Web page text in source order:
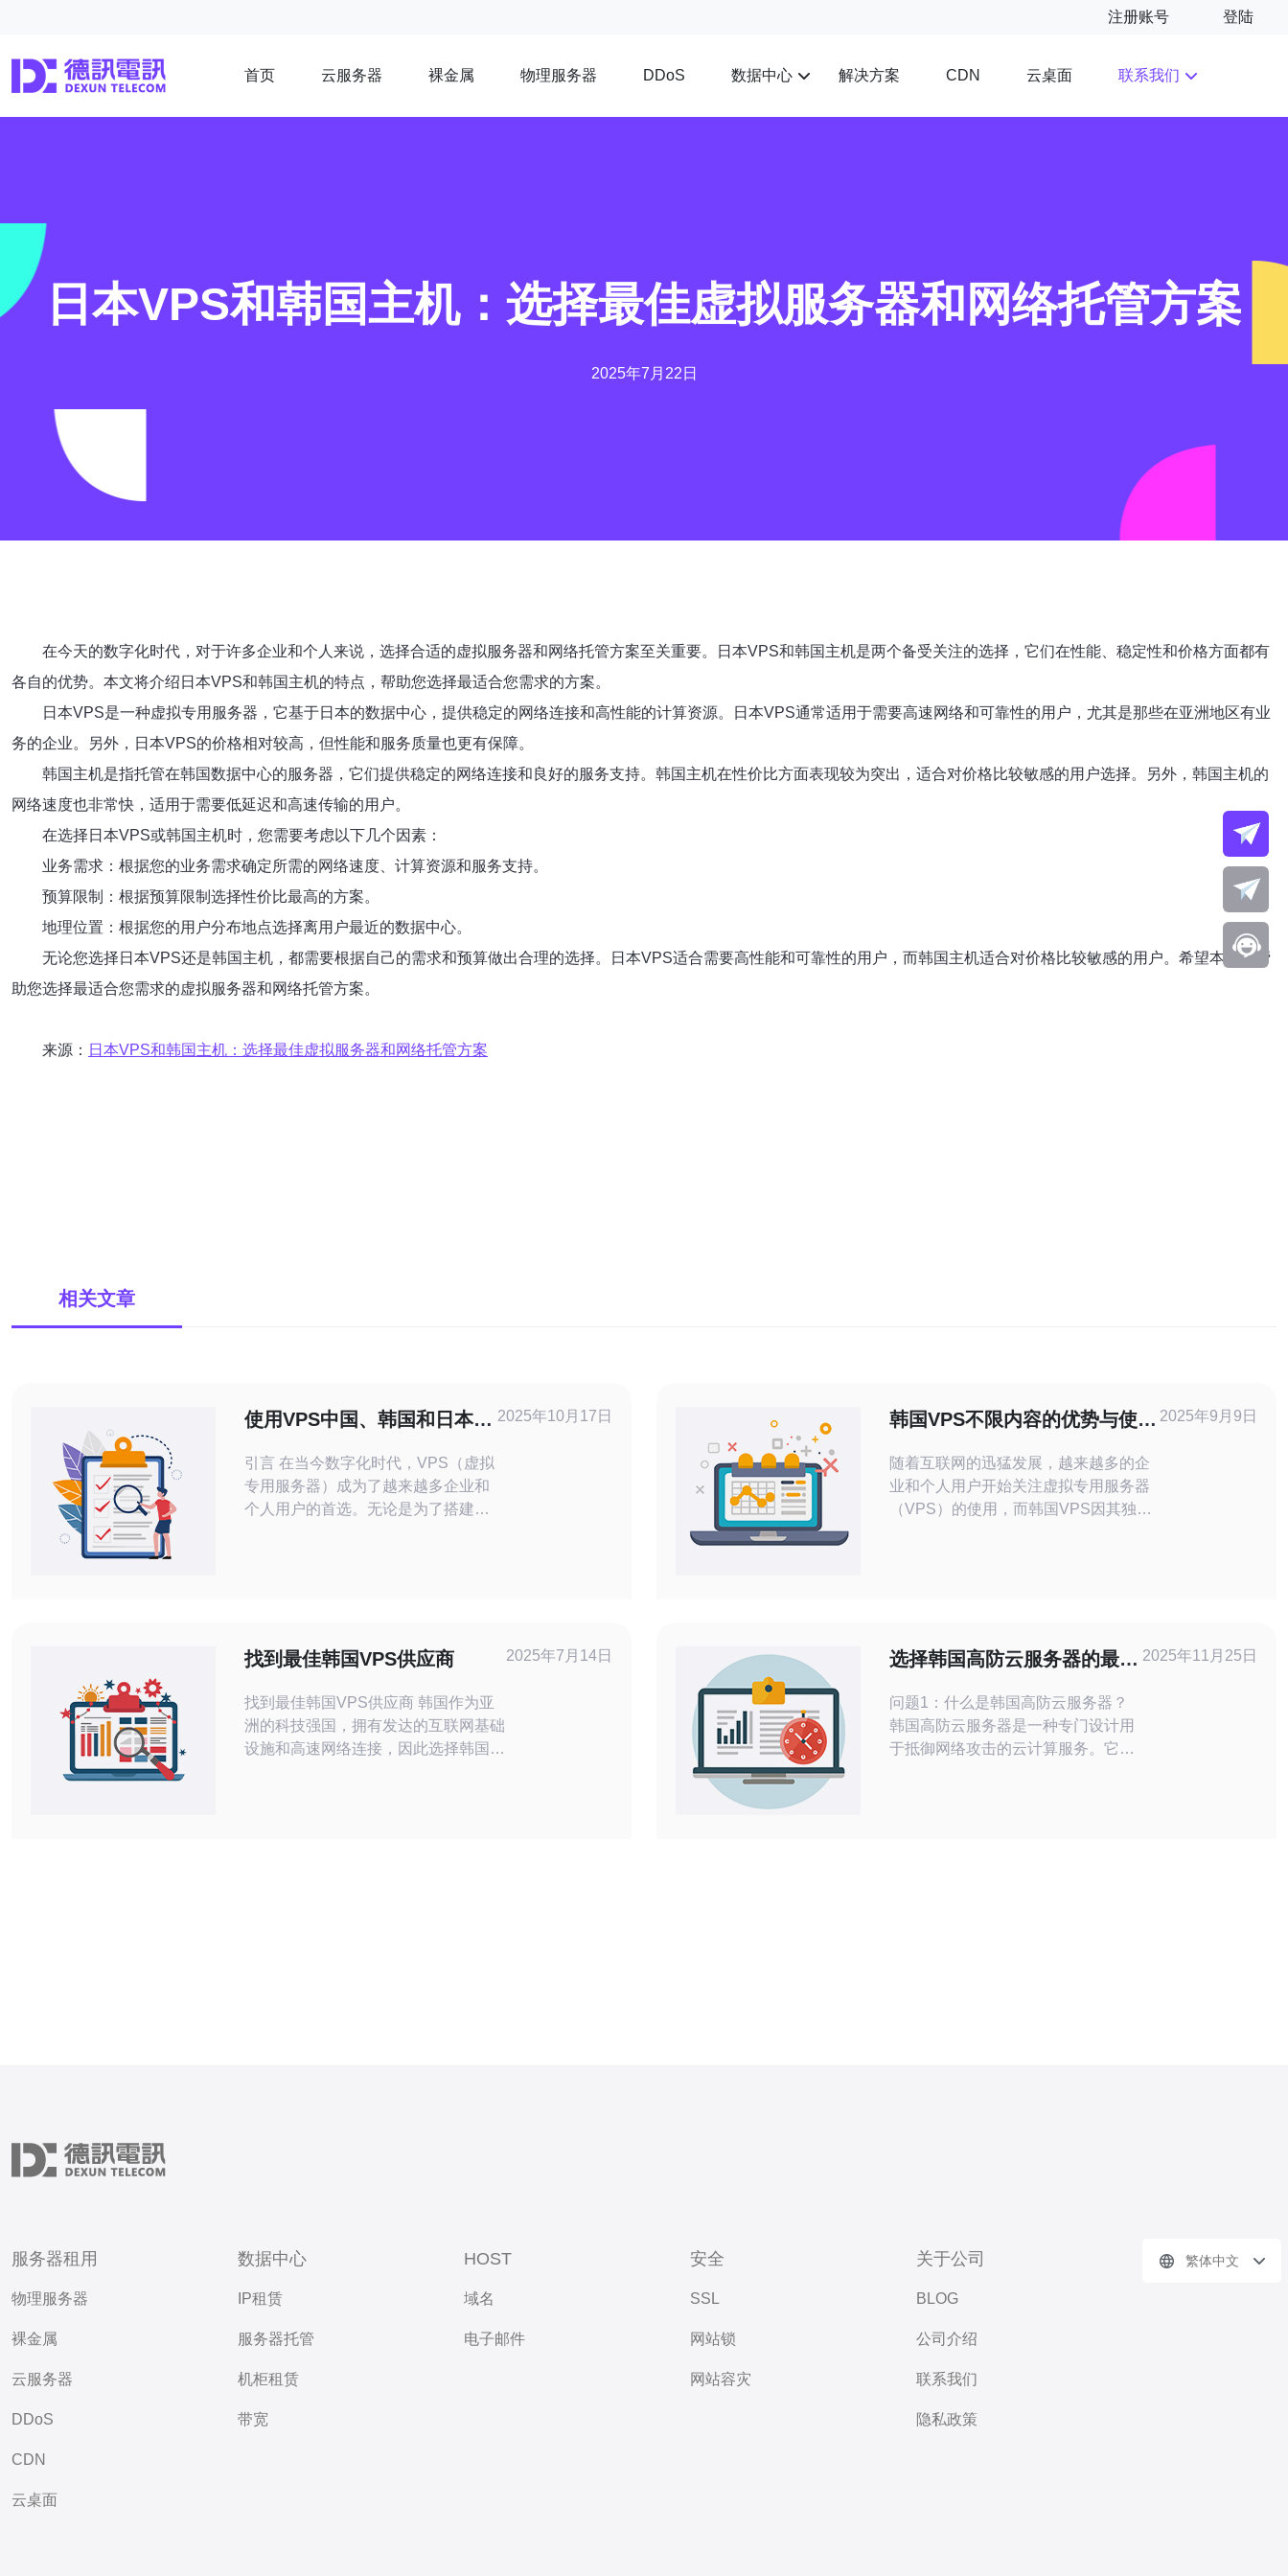
注册账号 登陆
首页 云服务器 裸金属 物理服务器 DDoS 数据中心 解决方案 CDN 云桌面 联系我们
日本VPS和韩国主机：选择最佳虚拟服务器和网络托管方案
2025年7月22日
在今天的数字化时代，对于许多企业和个人来说，选择合适的虚拟服务器和网络托管方案至关重要。日本VPS和韩国主机是两个备受关注的选择，它们在性能、稳定性和价格方面都有
各自的优势。本文将介绍日本VPS和韩国主机的特点，帮助您选择最适合您需求的方案。
日本VPS是一种虚拟专用服务器，它基于日本的数据中心，提供稳定的网络连接和高性能的计算资源。日本VPS通常适用于需要高速网络和可靠性的用户，尤其是那些在亚洲地区有业
务的企业。另外，日本VPS的价格相对较高，但性能和服务质量也更有保障。
韩国主机是指托管在韩国数据中心的服务器，它们提供稳定的网络连接和良好的服务支持。韩国主机在性价比方面表现较为突出，适合对价格比较敏感的用户选择。另外，韩国主机的
网络速度也非常快，适用于需要低延迟和高速传输的用户。
在选择日本VPS或韩国主机时，您需要考虑以下几个因素：
业务需求：根据您的业务需求确定所需的网络速度、计算资源和服务支持。
预算限制：根据预算限制选择性价比最高的方案。
地理位置：根据您的用户分布地点选择离用户最近的数据中心。
无论您选择日本VPS还是韩国主机，都需要根据自己的需求和预算做出合理的选择。日本VPS适合需要高性能和可靠性的用户，而韩国主机适合对价格比较敏感的用户。希望本文能帮
助您选择最适合您需求的虚拟服务器和网络托管方案。
来源： 日本VPS和韩国主机：选择最佳虚拟服务器和网络托管方案
相关文章
使用VPS中国、韩国和日本的
引言 在当今数字化时代，VPS（虚拟
专用服务器）成为了越来越多企业和
个人用户的首选。无论是为了搭建网
VPS在中国的优缺点 在中国，VPS服
务的需求逐年上升。由于市场庞大，
许多服务提供
2025年10月17日
韩国VPS不限内容的优势与使用
随着互联网的迅猛发展，越来越多的企
业和个人用户开始关注虚拟专用服务器
（VPS）的使用，而韩国VPS因其独特
策。与一些限制内容的地区相比，韩国
对互联网内容的监管相对宽
2025年9月9日
找到最佳韩国VPS供应商
找到最佳韩国VPS供应商 韩国作为亚
洲的科技强国，拥有发达的互联网基础
设施和高速网络连接，因此选择韩国
2025年7月14日
选择韩国高防云服务器的最佳
问题1：什么是韩国高防云服务器？
韩国高防云服务器是一种专门设计用
于抵御网络攻击的云计算服务。它结
2025年11月25日
服务器租用
物理服务器
裸金属
云服务器
DDoS
CDN
云桌面
数据中心
IP租赁
服务器托管
机柜租赁
带宽
HOST
域名
电子邮件
安全
SSL
网站锁
网站容灾
关于公司
BLOG
公司介绍
联系我们
隐私政策
繁体中文